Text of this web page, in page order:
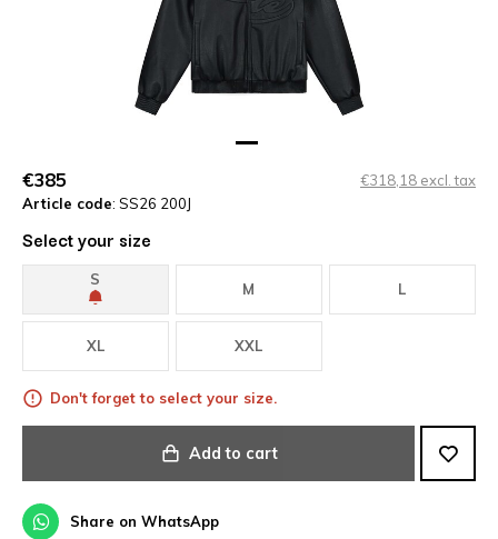
€385
€318,18 excl. tax
Article code: SS26 200J
Select your size
S
M L
XL XXL
Don't forget to select your size.
Add to cart
Share on WhatsApp